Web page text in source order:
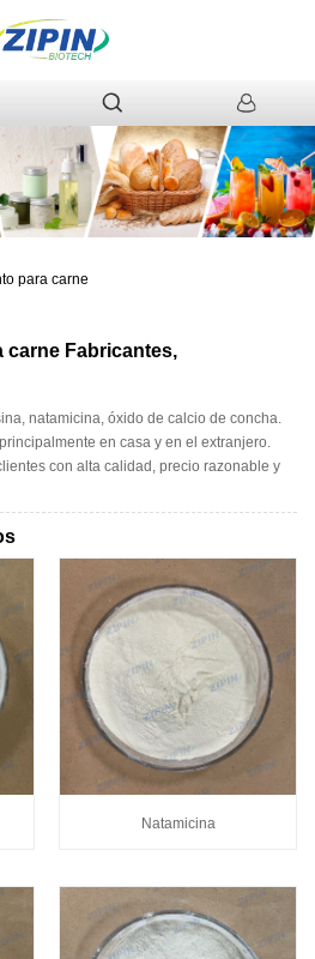
para carne
carne Fabricantes,
natamicina, óxido de calcio de concha.
en casa y en el extranjero.
con alta calidad, precio razonable y
Natamicina